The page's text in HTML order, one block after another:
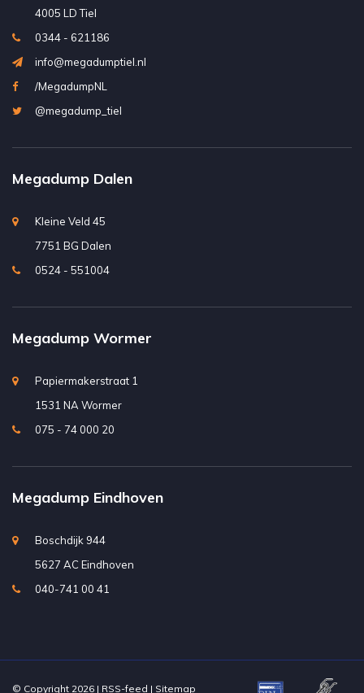
4005 LD Tiel
0344 - 621186
info@megadumptiel.nl
/MegadumpNL
@megadump_tiel
Megadump Dalen
Kleine Veld 45
7751 BG Dalen
0524 - 551004
Megadump Wormer
Papiermakerstraat 1
1531 NA Wormer
075 - 74 000 20
Megadump Eindhoven
Boschdijk 944
5627 AC Eindhoven
040-741 00 41
© Copyright 2026 | RSS-feed | Sitemap